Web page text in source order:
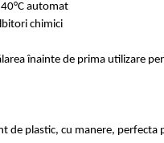
automat
chimici
înainte de prima utilizare
de plastic, cu manere, perfecta